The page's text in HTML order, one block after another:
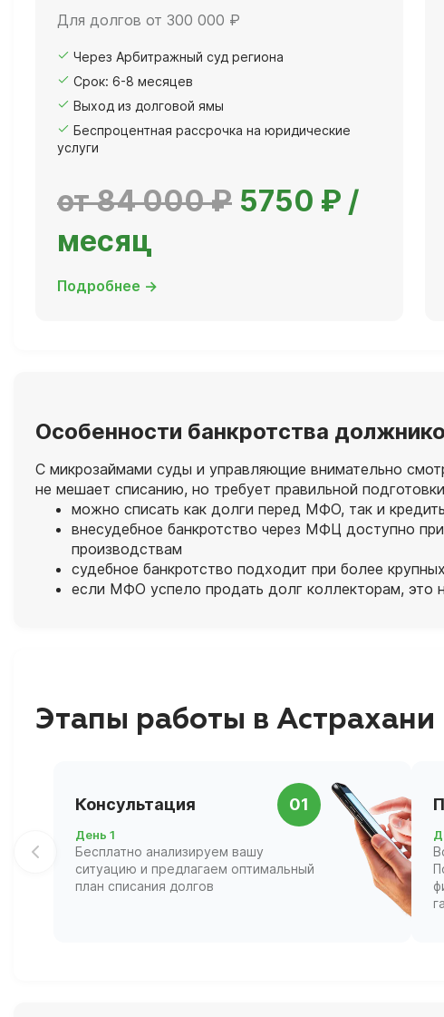
Для долгов от 300 000 ₽
Через Арбитражный суд региона
Срок: 6-8 месяцев
Выход из долговой ямы
Беспроцентная рассрочка на юридические
услуги
от 84 000 ₽ 5750 ₽ /
месяц
Подробнее →
Особенности банкротства
С микрозаймами суды и управляющие внимательно
не мешает списанию, но требует правильной
можно списать как долги перед МФО, так и
внесудебное банкротство через МФЦ доступно
производствам
судебное банкротство подходит при более
если МФО успело продать долг коллекторам, это
Этапы работы в Астрахани
Консультация 01
День 1
Бесплатно анализируем вашу
ситуацию и предлагаем оптимальный
план списания долгов